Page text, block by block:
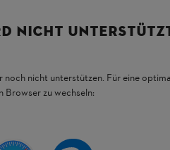
NICHT
noch nicht unterstützen. Für eine
Browser zu wechseln: